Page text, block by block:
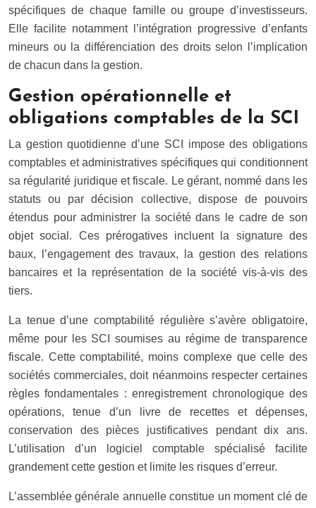
spécifiques de chaque famille ou groupe d’investisseurs.
Elle facilite notamment l’intégration progressive d’enfants
mineurs ou la différenciation des droits selon l’implication
de chacun dans la gestion.
Gestion opérationnelle et
obligations comptables de la SCI
La gestion quotidienne d’une SCI impose des obligations
comptables et administratives spécifiques qui conditionnent
sa régularité juridique et fiscale. Le gérant, nommé dans les
statuts ou par décision collective, dispose de pouvoirs
étendus pour administrer la société dans le cadre de son
objet social. Ces prérogatives incluent la signature des
baux, l’engagement des travaux, la gestion des relations
bancaires et la représentation de la société vis-à-vis des
tiers.
La tenue d’une comptabilité régulière s’avère obligatoire,
même pour les SCI soumises au régime de transparence
fiscale. Cette comptabilité, moins complexe que celle des
sociétés commerciales, doit néanmoins respecter certaines
règles fondamentales : enregistrement chronologique des
opérations, tenue d’un livre de recettes et dépenses,
conservation des pièces justificatives pendant dix ans.
L’utilisation d’un logiciel comptable spécialisé facilite
grandement cette gestion et limite les risques d’erreur.
L’assemblée générale annuelle constitue un moment clé de